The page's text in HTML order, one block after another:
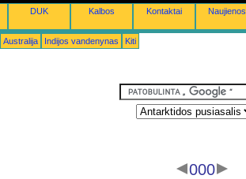
DUK Kalbos Kontaktai Naujienos
Australija Indijos vandenynas Kiti
000